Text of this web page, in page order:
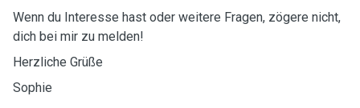
Wenn du Interesse hast oder weitere Fragen, zögere nicht,
dich bei mir zu melden!
Herzliche Grüße
Sophie